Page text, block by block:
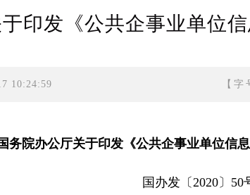
印发《公共企事业单位
10:24:59 【字
务院办公厅关于印发《公共企事业单位信
国办发〔2020〕50